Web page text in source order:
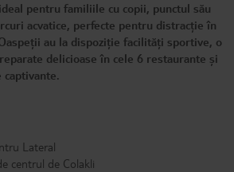
pentru familiile cu copii, punctul său
acvatice, perfecte pentru distracție în
au la dispoziție facilități sportive, o
delicioase în cele 6 restaurante și
captivante.
Lateral
centrul de Colakli